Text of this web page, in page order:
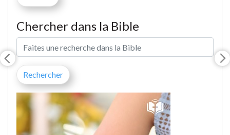
Chercher dans la Bible